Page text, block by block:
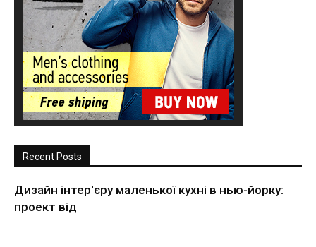
Recent Posts
Дизайн інтер'єру маленької кухні в нью-йорку:
проект від